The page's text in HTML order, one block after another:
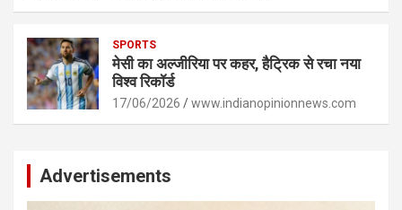
SPORTS
मेसी का अल्जीरिया पर कहर, हैट्रिक से रचा नया
विश्व रिकॉर्ड
17/06/2026 www.indianopinionnews.com
Advertisements